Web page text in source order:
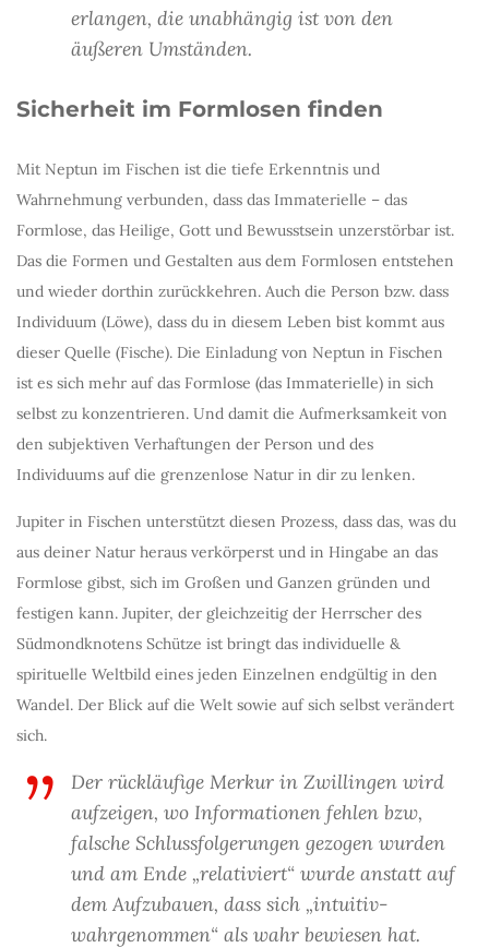
erlangen, die unabhängig ist von den
äußeren Umständen.
Sicherheit im Formlosen finden
Mit Neptun im Fischen ist die tiefe Erkenntnis und
Wahrnehmung verbunden, dass das Immaterielle – das
Formlose, das Heilige, Gott und Bewusstsein unzerstörbar ist.
Das die Formen und Gestalten aus dem Formlosen entstehen
und wieder dorthin zurückkehren. Auch die Person bzw. dass
Individuum (Löwe), dass du in diesem Leben bist kommt aus
dieser Quelle (Fische). Die Einladung von Neptun in Fischen
ist es sich mehr auf das Formlose (das Immaterielle) in sich
selbst zu konzentrieren. Und damit die Aufmerksamkeit von
den subjektiven Verhaftungen der Person und des
Individuums auf die grenzenlose Natur in dir zu lenken.
Jupiter in Fischen unterstützt diesen Prozess, dass das, was du
aus deiner Natur heraus verkörperst und in Hingabe an das
Formlose gibst, sich im Großen und Ganzen gründen und
festigen kann. Jupiter, der gleichzeitig der Herrscher des
Südmondknotens Schütze ist bringt das individuelle &
spirituelle Weltbild eines jeden Einzelnen endgültig in den
Wandel. Der Blick auf die Welt sowie auf sich selbst verändert
sich.
Der rückläufige Merkur in Zwillingen wird
aufzeigen, wo Informationen fehlen bzw,
falsche Schlussfolgerungen gezogen wurden
und am Ende „relativiert“ wurde anstatt auf
dem Aufzubauen, dass sich „intuitiv-
wahrgenommen“ als wahr bewiesen hat.